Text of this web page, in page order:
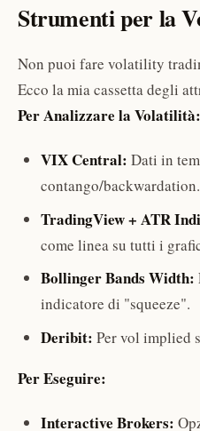
Strumenti per la
Non puoi fare volatility
Ecco la mia cassetta degli
Per Analizzare la Volatilità:
VIX Central: Dati in
contango/backwardation.
TradingView + ATR
come linea su tutti i
Bollinger Bands Width:
indicatore di "squeeze".
Deribit: Per vol implied
Per Eseguire:
Interactive Brokers: